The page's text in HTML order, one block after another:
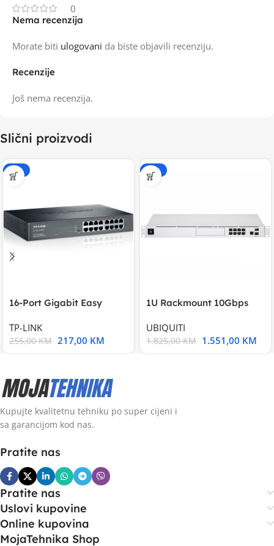
0
Recenzije
Još nema recenzija.
Nema recenzija
Morate biti ulogovani da biste objavili recenziju.
Slični proizvodi
-15%
16-Port Gigabit Easy
TP-LINK
255,00KM 217,00 KM
-15%
1U Rackmount 10Gbps
UBIQUITI
1.825,00KM 1.551,00 KM
Kupujte kvalitetnu tehniku po super cijeni i
sa garancijom kod nas.
Pratite nas
Pratite nas
Uslovi kupovine
Online kupovina
MojaTehnika Shop